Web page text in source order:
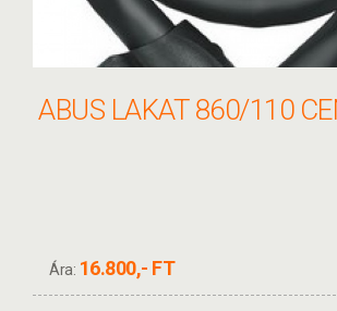
Ára: 16.800,- FT